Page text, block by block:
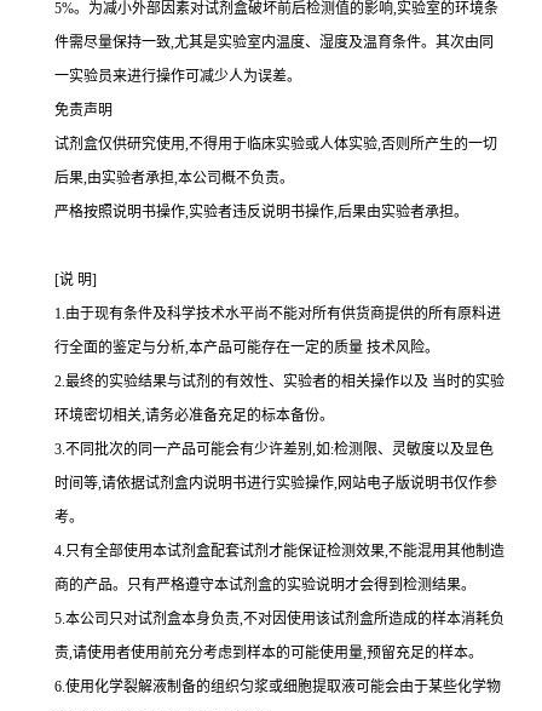
5%。为减小外部因素对试剂盒破坏前后检测值的影响,实验室的环境条
件需尽量保持一致,尤其是实验室内温度、湿度及温育条件。其次由同
一实验员来进行操作可减少人为误差。
免责声明
试剂盒仅供研究使用,不得用于临床实验或人体实验,否则所产生的一切
后果,由实验者承担,本公司概不负责。
严格按照说明书操作,实验者违反说明书操作,后果由实验者承担。
[说 明]
1.由于现有条件及科学技术水平尚不能对所有供货商提供的所有原料进
行全面的鉴定与分析,本产品可能存在一定的质量 技术风险。
2.最终的实验结果与试剂的有效性、实验者的相关操作以及 当时的实验
环境密切相关,请务必准备充足的标本备份。
3.不同批次的同一产品可能会有少许差别,如:检测限、灵敏度以及显色
时间等,请依据试剂盒内说明书进行实验操作,网站电子版说明书仅作参
考。
4.只有全部使用本试剂盒配套试剂才能保证检测效果,不能混用其他制造
商的产品。只有严格遵守本试剂盒的实验说明才会得到 检测结果。
5.本公司只对试剂盒本身负责,不对因使用该试剂盒所造成的样本消耗负
责,请使用者使用前充分考虑到样本的可能使用量,预留充足的样本。
6.使用化学裂解液制备的组织匀浆或细胞提取液可能会由于某些化学物